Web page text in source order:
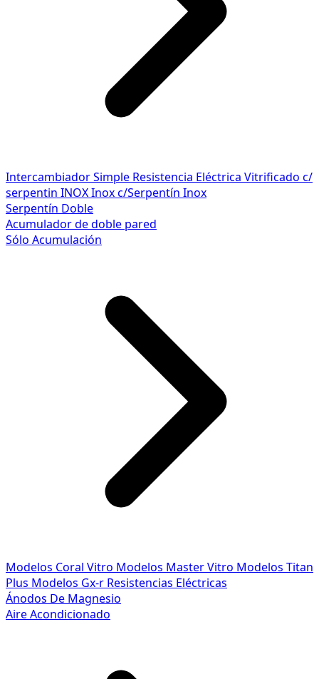
Intercambiador Simple Resistencia Eléctrica Vitrificado c/
serpentin INOXInox c/Serpentín Inox
Serpentín Doble
Acumulador de doble pared
Sólo Acumulación
Modelos Coral Vitro Modelos Master Vitro Modelos Titan
Plus Modelos Gx-r Resistencias Eléctricas
Ánodos De Magnesio
Aire Acondicionado